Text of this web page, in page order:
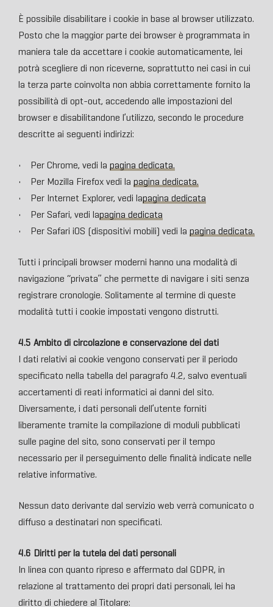
È possibile disabilitare i cookie in base al browser utilizzato.
Posto che la maggior parte dei browser è programmata in
maniera tale da accettare i cookie automaticamente, lei
potrà scegliere di non riceverne, soprattutto nei casi in cui
la terza parte coinvolta non abbia correttamente fornito la
possibilità di opt-out, accedendo alle impostazioni del
browser e disabilitandone l’utilizzo, secondo le procedure
descritte ai seguenti indirizzi:
• Per Chrome, vedi la pagina dedicata.
• Per Mozilla Firefox vedi la pagina dedicata.
• Per Internet Explorer, vedi lapagina dedicata
• Per Safari, vedi lapagina dedicata
• Per Safari iOS (dispositivi mobili) vedi la pagina dedicata.
Tutti i principali browser moderni hanno una modalità di
navigazione “privata” che permette di navigare i siti senza
registrare cronologie. Solitamente al termine di queste
modalità tutti i cookie impostati vengono distrutti.
4.5 Ambito di circolazione e conservazione dei dati
I dati relativi ai cookie vengono conservati per il periodo
specificato nella tabella del paragrafo 4.2, salvo eventuali
accertamenti di reati informatici ai danni del sito.
Diversamente, i dati personali dell’utente forniti
liberamente tramite la compilazione di moduli pubblicati
sulle pagine del sito, sono conservati per il tempo
necessario per il perseguimento delle finalità indicate nelle
relative informative.
Nessun dato derivante dal servizio web verrà comunicato o
diffuso a destinatari non specificati.
4.6 Diritti per la tutela dei dati personali
In linea con quanto ripreso e affermato dal GDPR, in
relazione al trattamento dei propri dati personali, lei ha
diritto di chiedere al Titolare: